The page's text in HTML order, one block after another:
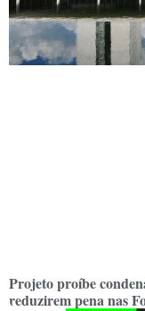
Projeto proíbe
reduzirem pena nas